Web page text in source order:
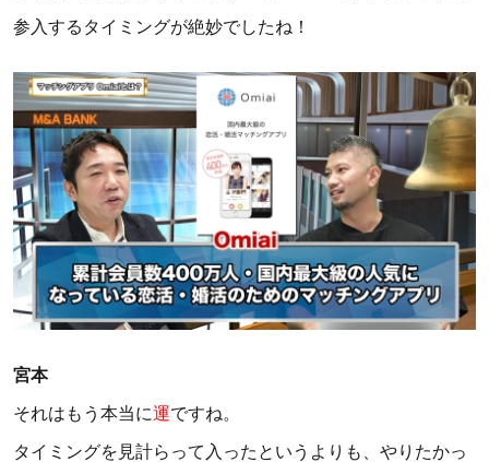
参入するタイミングが絶妙でしたね！
宮本
それはもう本当に運ですね。
タイミングを見計らって入ったというよりも、やりたかっ